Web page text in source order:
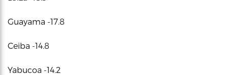
Guayama -17.8
Ceiba -14.8
Yabucoa -14.2